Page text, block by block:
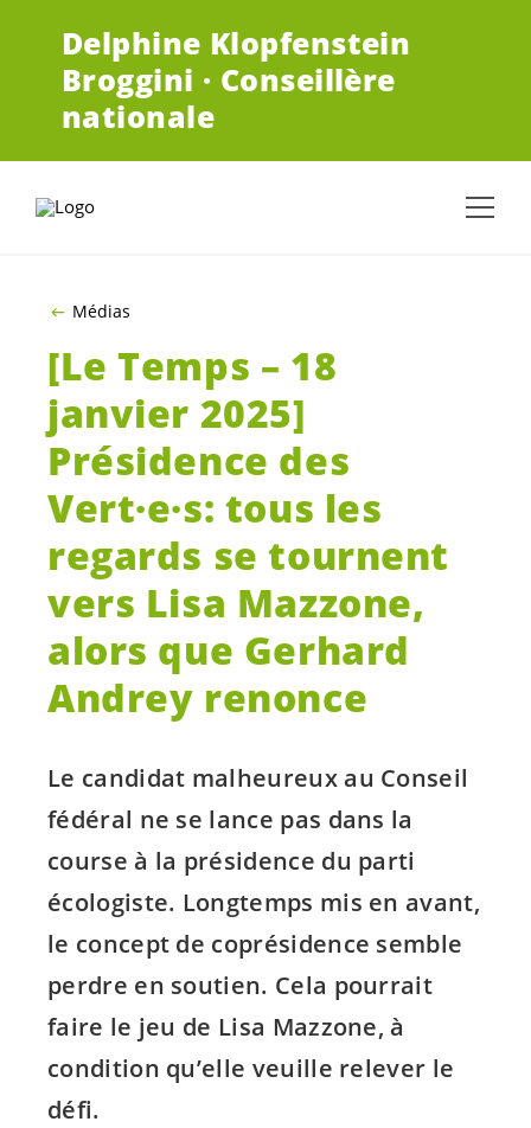
Delphine Klopfenstein
Broggini · Conseillère
nationale
Médias
[Le Temps – 18
janvier 2025]
Présidence des
Vert·e·s: tous les
regards se tournent
vers Lisa Mazzone,
alors que Gerhard
Andrey renonce
Le candidat malheureux au Conseil
fédéral ne se lance pas dans la
course à la présidence du parti
écologiste. Longtemps mis en avant,
le concept de coprésidence semble
perdre en soutien. Cela pourrait
faire le jeu de Lisa Mazzone, à
condition qu’elle veuille relever le
défi.